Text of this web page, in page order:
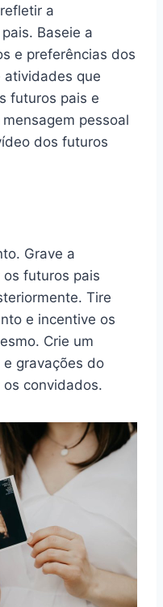
a
Baseie a
e preferências dos
atividades que
futuros pais e
pessoal
dos futuros
Grave a
futuros pais
Tire
e incentive os
Crie um
gravações do
convidados.